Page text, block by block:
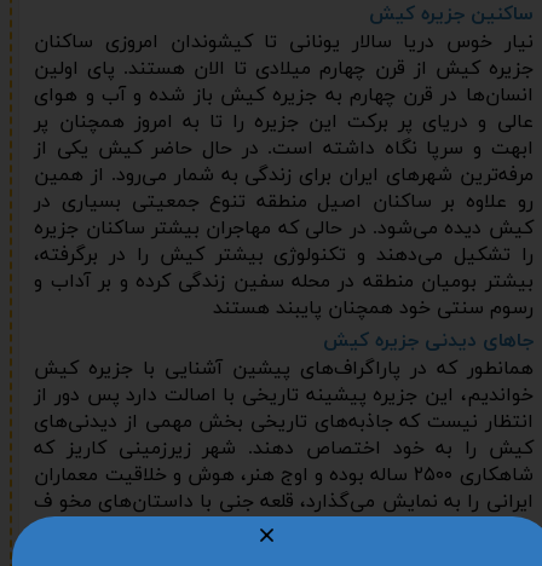
ساکنین جزیره کیش
نیار خوس دریا سالار یونانی تا کیشوندان امروزی ساکنان
جزیره کیش از قرن چهارم میلادی تا الان هستند. پای اولین
انسان‌ها در قرن چهارم به جزیره کیش باز شده و آب و هوای
عالی و دریای پر برکت این جزیره را تا به امروز همچنان پر
ابهت و سرپا نگاه داشته است. در حال حاضر کیش یکی از
مرفه‌ترین شهرهای ایران برای زندگی به شمار می‌رود. از همین
رو علاوه بر ساکنان اصیل منطقه تنوع جمعیتی بسیاری در
کیش دیده می‌شود. در حالی که مهاجران بیشتر ساکنان جزیره
را تشکیل می‌دهند و تکنولوژی بیشتر کیش را در برگرفته،
بیشتر بومیان منطقه در محله سفین زندگی کرده و بر آداب و
رسوم سنتی خود همچنان پایبند هستند
جاهای دیدنی جزیره کیش
همانطور که در پاراگراف‌های پیشین آشنایی با جزیره کیش
خواندیم، این جزیره پیشینه تاریخی با اصالت دارد پس دور از
انتظار نیست که جاذبه‌های تاریخی بخش مهمی از دیدنی‌های
کیش را به خود اختصاص دهند. شهر زیرزمینی کاریز که
شاهکاری ۲۵۰۰ ساله بوده و اوج هنر، هوش و خلاقیت معماران
ایرانی را به نمایش می‌گذارد، قلعه جنی با داستان‌های مخو ف
و اسرارآمیز، شهر باستانی حریره به عنوان گواهی بر اصالت و